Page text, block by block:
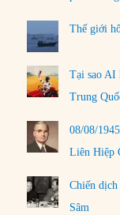
Thế giới
Tại sao AI
Trung
08/08/
Liên Hiệp
Chiến
Sâm